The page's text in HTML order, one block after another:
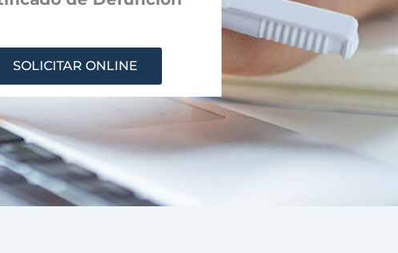
SOLICITAR ONLINE